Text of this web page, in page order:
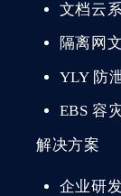
文档云
隔离网
YLY 防
EBS 容
解决方案
企业研